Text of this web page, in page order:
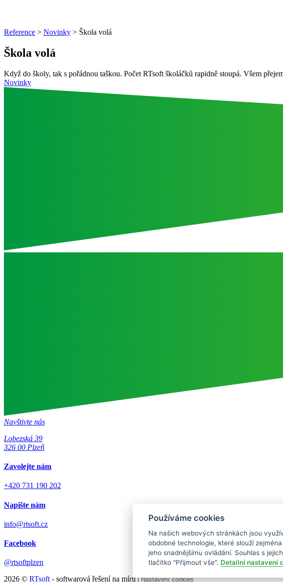
Reference > Novinky > Škola volá
Škola volá
Když do školy, tak s pořádnou taškou. Počet RTsoft školáčků rapidně stoupá. Všem
Novinky
Navštivte nás
Lobezská 39
326 00 Plzeň
Zavolejte nám
+420 731 190 202
Napište nám
info@rtsoft.cz
Facebook
@rtsoftplzen
2026 © RTsoft- softwarová řešení na míru |Nastavení cookies
Používáme cookies
Na našich webových stránkách jsou
obdobné technologie, které slouží
jeho snadnějšímu ovládání. Souhlas s
tlačítko "Přijmout vše". Detailní nastavení